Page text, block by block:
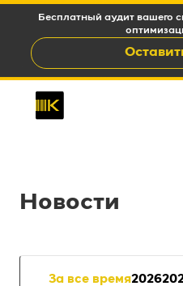
WMS c окупаемостью 6-12
15-
Новости
За все время2026